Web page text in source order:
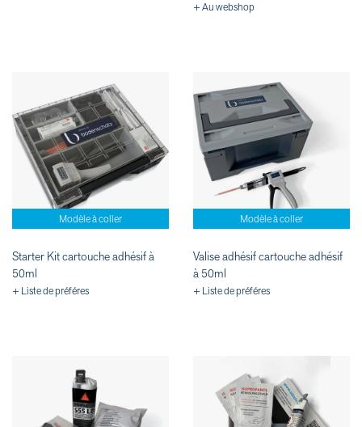
+ Au webshop
Modèle à coller
Starter Kit cartouche adhésif à
50ml
+ Liste de préféres
Modèle à coller
Valise adhésif cartouche adhésif
à 50ml
+ Liste de préféres